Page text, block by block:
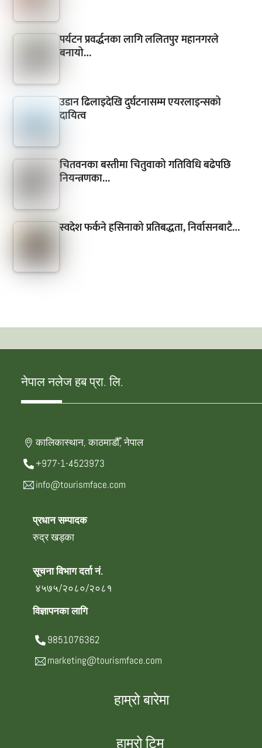
पर्यटन प्रवर्द्धनका लागि ललितपुर महानगरले
बनायो…
उडान ढिलाइदेखि दुर्घटनासम्म एयरलाइन्सको
दायित्व
चितवनका बस्तीमा चितुवाको गतिविधि बढेपछि
नियन्त्रणका…
स्वदेश फर्कने हसिनाको प्रतिबद्धता, निर्वासनबाटै…
नेपाल नलेज हब प्रा. लि.
कालिकास्थान, काठमाडौँ, नेपाल
+977-1-4523973
info@tourismface.com
प्रधान सम्पादक
रुद्र खड्का
सूचना विभाग दर्ता नं.
४५७५/२०८०/२०८१
विज्ञापनका लागि
9851076362
marketing@tourismface.com
हाम्रो बारेमा
हाम्रो टिम